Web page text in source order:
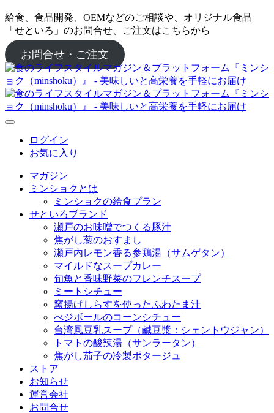
給食、食品開発、OEMなどのご相談や、オリジナル食品
「せといろ」のお問合せ、ご注文はこちらから
お問合せ・ご注文
ログイン
お気に入り
マガジン
ミンショクとは
ミンショクの給食プラン
せといろブランド
瀬戸のお味噌でつくる豚汁
焦がし葱のおすまし
瀬戸内レモン香る参鶏湯（サムゲタン）
マイルドなスープカレー
旬魚と香味野菜のフレンチスープ
ミートシチュー
窯揚げしらすを使ったふわたま汁
べジボールのコーンシチュー
台湾風豆乳スープ（鹹豆漿：シェントウジャン）
トマトの酸辣湯（サンラータン）
焦がし茄子の冷製ポタージュ
ストア
お知らせ
運営会社
お問合せ